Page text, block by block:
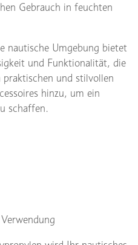
Gebrauch in feuchten
nautische Umgebung bietet
und Funktionalität, die
praktischen und stilvollen
hinzu, um ein
schaffen.